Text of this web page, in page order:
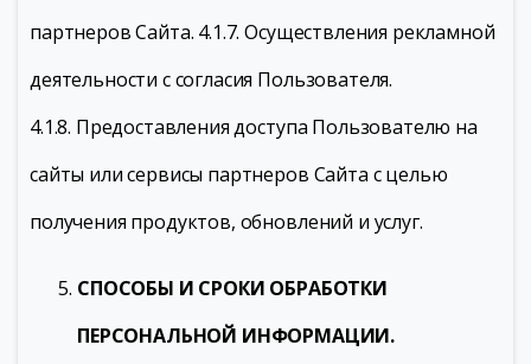
партнеров Сайта. 4.1.7. Осуществления рекламной
деятельности с согласия Пользователя.
4.1.8. Предоставления доступа Пользователю на
сайты или сервисы партнеров Сайта с целью
получения продуктов, обновлений и услуг.
СПОСОБЫ И СРОКИ ОБРАБОТКИ
ПЕРСОНАЛЬНОЙ ИНФОРМАЦИИ.